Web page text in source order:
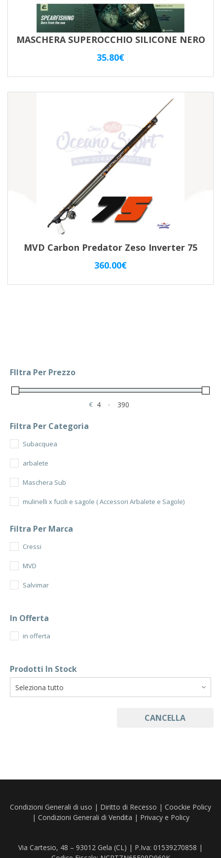
MASCHERA SUPEROCCHIO SILICONE NERO
35.80€
MVD Carbon Predator Zeso Inverter 75
360.00€
FIltra Per Prezzo
€
Minimum Price
-
Maximum Price
Filtra Per Categoria
Subacquea
arbalete
Maschera Sub
mulinelli x fucili e sagole ( Accessori Arbalete e Sagole)
Filtra Per Marca
Cressi
MVD
Salvimar
In Offerta
in offerta
Prodotti In Stock
CANCELLA
Condizioni Generali di uso | Diritto di Recesso | Coockie Policy
| Condizioni Generali di Vendita | Privacy e Policy
Via Cartesio, 48 – 93012 Gela (CL) | P.Iva: 01539270858 |